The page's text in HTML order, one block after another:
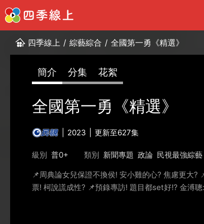
四季線上 / 綜藝綜合 / 全國第一勇《精選》
簡介 分集 花絮
全國第一勇《精選》
2023 更新至627集
級別 普0+ 類別 新聞專題 政論 民視最強綜藝
📌周典論女兒保證不換侯! 安小雞的心? 焦慮更大
票! 柯說謊成性? 📌預錄專訪! 題目都set好!? 金溥